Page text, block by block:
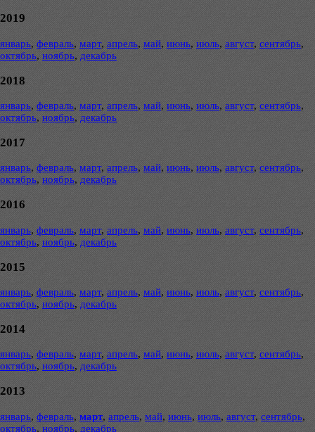
2019
январь, февраль, март, апрель, май, июнь, июль, август, сентябрь,
октябрь, ноябрь, декабрь
2018
январь, февраль, март, апрель, май, июнь, июль, август, сентябрь,
октябрь, ноябрь, декабрь
2017
январь, февраль, март, апрель, май, июнь, июль, август, сентябрь,
октябрь, ноябрь, декабрь
2016
январь, февраль, март, апрель, май, июнь, июль, август, сентябрь,
октябрь, ноябрь, декабрь
2015
январь, февраль, март, апрель, май, июнь, июль, август, сентябрь,
октябрь, ноябрь, декабрь
2014
январь, февраль, март, апрель, май, июнь, июль, август, сентябрь,
октябрь, ноябрь, декабрь
2013
январь, февраль, март, апрель, май, июнь, июль, август, сентябрь,
октябрь, ноябрь, декабрь